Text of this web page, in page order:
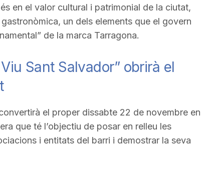
en el valor cultural i patrimonial de la ciutat,
un dels elements que el govern
de la marca Tarragona.
Sant Salvador” obrirà el
el proper dissabte 22 de novembre en
que té l’objectiu de posar en relleu les
i entitats del barri i demostrar la seva